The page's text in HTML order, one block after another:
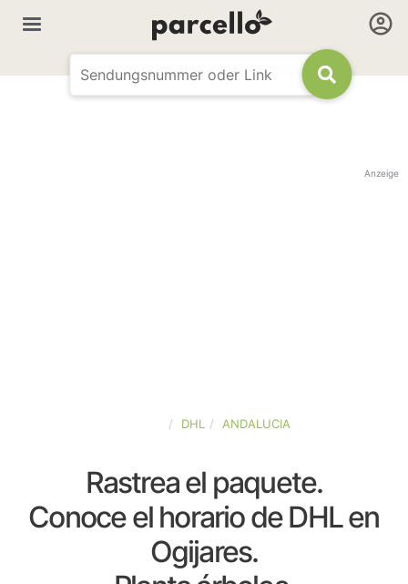
Anzeige
DHL ANDALUCIA
Rastrea el paquete.
Conoce el horario de DHL en
Ogijares.